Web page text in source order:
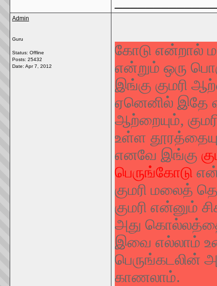
Admin
Guru
Status: Offline
Posts: 25432
Date: Apr 7, 2012
கோடு என்றால்
என்றும் ஒரு
இங்கு குமரி
ஏனெனில் இதே
ஆற்றையும்,
உள்ள
எனவே இங்கு
பெருங்கோடு
குமரி மலைத்
குமரி என்னும்
அது கொல்லத்தை
இவை எல்லாம்
பெருங்கடலின்
காணலாம்.